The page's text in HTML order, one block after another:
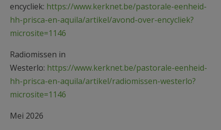
encycliek: https://www.kerknet.be/pastorale-eenheid-
hh-prisca-en-aquila/artikel/avond-over-encycliek?
microsite=1146
Radiomissen in
Westerlo: https://www.kerknet.be/pastorale-eenheid-
hh-prisca-en-aquila/artikel/radiomissen-westerlo?
microsite=1146
Mei 2026